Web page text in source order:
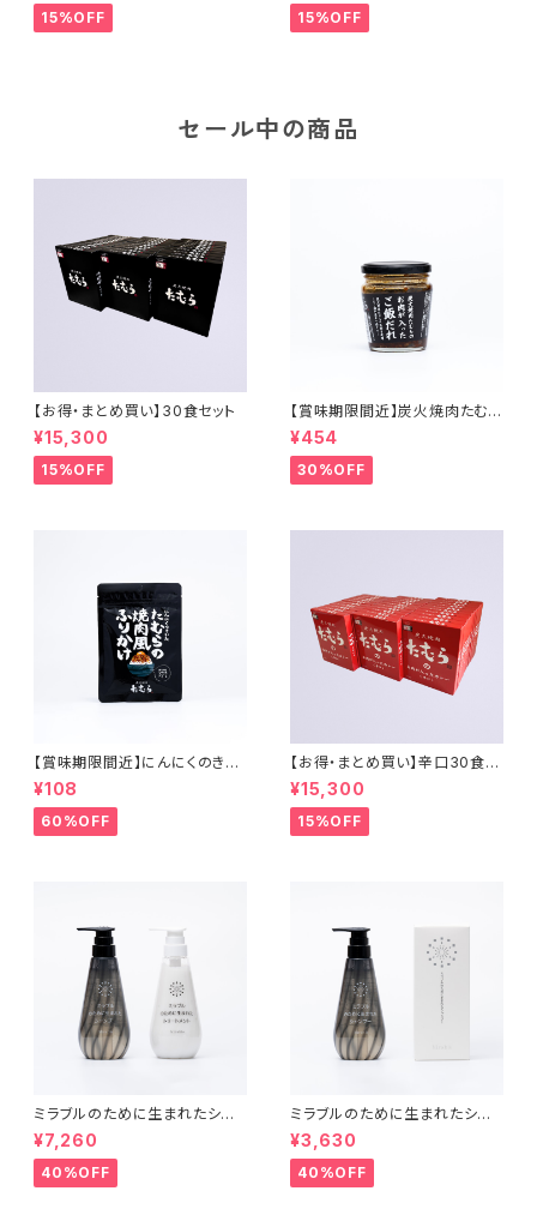
15%OFF 15%OFF
セール中の商品
【お得・まとめ買い】30食セット
¥15,300
15%OFF
【賞味期限間近】炭火焼肉たむら
のご飯だれ
¥454
30%OFF
【賞味期限間近】にんにくのきい
たたむらの焼肉風ふりかけ
¥108
60%OFF
【お得・まとめ買い】辛口30食セ
ット
¥15,300
15%OFF
ミラブルのために生まれたシャ
ンプー＆トリートメント
¥7,260
40%OFF
ミラブルのために生まれたシャ
ンプー
¥3,630
40%OFF